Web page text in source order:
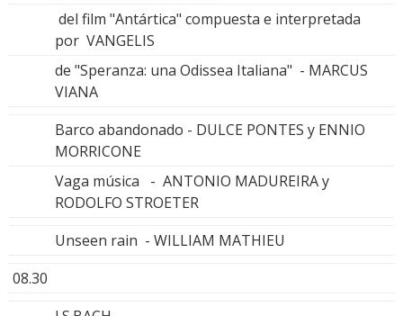
del film "Antártica" compuesta e interpretada
por VANGELIS
de "Speranza: una Odissea Italiana" - MARCUS
VIANA
Barco abandonado - DULCE PONTES y ENNIO
MORRICONE
Vaga música - ANTONIO MADUREIRA y
RODOLFO STROETER
Unseen rain - WILLIAM MATHIEU
08.30